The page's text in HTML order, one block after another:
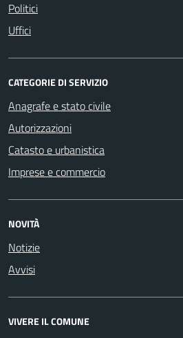
Politici
Uffici
CATEGORIE DI SERVIZIO
Anagrafe e stato civile
Autorizzazioni
Catasto e urbanistica
Imprese e commercio
NOVITÀ
Notizie
Avvisi
VIVERE IL COMUNE